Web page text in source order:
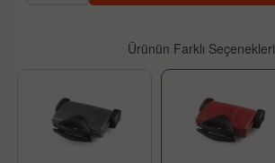
Ürünün Farklı Seçenekleri